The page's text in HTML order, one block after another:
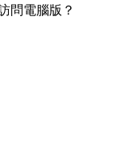
問電腦版？